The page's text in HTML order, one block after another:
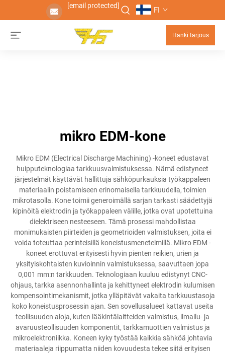
[email protected] FI
Hanki tarjous
mikro EDM-kone
Mikro EDM (Electrical Discharge Machining) -koneet edustavat
huipputeknologiaa tarkkuusvalmistuksessa. Nämä edistyneet
järjestelmät käyttävät hallittuja sähköpurkauksia työkappaleen
materiaalin poistamiseen erinomaisella tarkkuudella, toimien
mikrotasolla. Kone toimii generoimällä sarjan tarkasti säädettyjä
kipinöitä elektrodin ja työkappaleen välille, jotka ovat upotettuina
dielektriseen nesteeseen. Tämä prosessi mahdollistaa
monimukaisten piirteiden ja geometrioiden valmistuksen, joita ei
voida toteuttaa perinteisillä koneistusmenetelmillä. Mikro EDM -
koneet erottuvat erityisesti hyvin pienten reikien, urien ja
yksityiskohtaisten kuvioinnin valmistuksessa, saavuttaen jopa
0,001 mm:n tarkkuuden. Teknologiaan kuuluu edistynyt CNC-
ohjaus, tarkka asennonhallinta ja kehittyneet elektrodin kulumisen
kompensointimekanismit, jotka ylläpitävät vakaita tarkkuustasoja
koko koneistusprosessin ajan. Sen sovellusalueet kattavat useita
teollisuuden aloja, kuten lääkintälaitteiden valmistus, ilmailu- ja
avaruusteollisuuden komponentit, tarkkamuottien valmistus ja
mikroelektroniikka. Koneen kyky työstää kaikkia sähköä johtavia
materiaaleja riippumatta niiden kovuudesta tekee siitä erityisen